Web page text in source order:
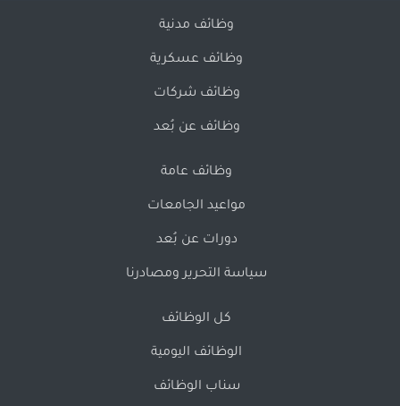
وظائف مدنية
وظائف عسكرية
وظائف شركات
وظائف عن بُعد
وظائف عامة
مواعيد الجامعات
دورات عن بُعد
سياسة التحرير ومصادرنا
كل الوظائف
الوظائف اليومية
سناب الوظائف